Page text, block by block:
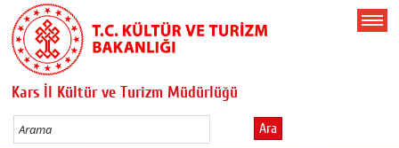
Kars İl Kültür ve Turizm Müdürlüğü
Ara